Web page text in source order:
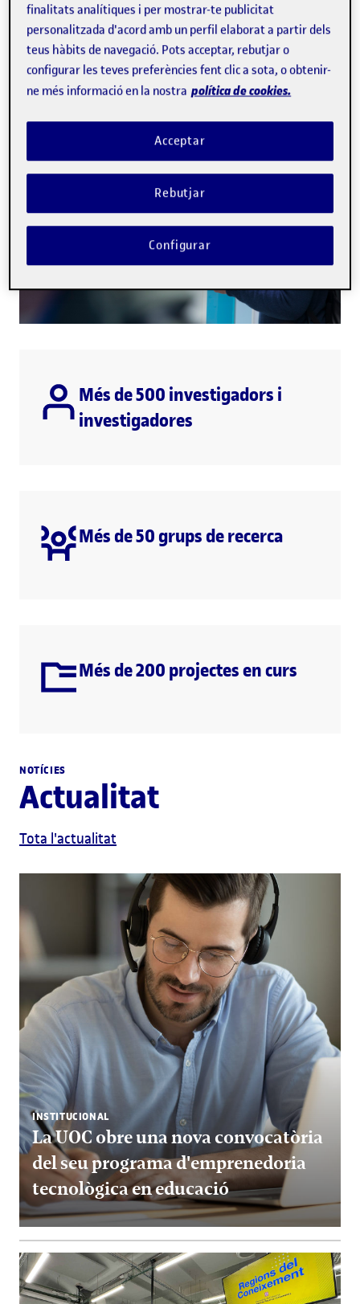
missions.
Coneix les missions
Més de 500 investigadors i
investigadores
Més de 50 grups de recerca
Més de 200 projectes en curs
NOTÍCIES
Actualitat
Tota l'actualitat
INSTITUCIONAL
La UOC obre una nova convocatòria
del seu programa d'emprenedoria
tecnològica en educació
finalitats analítiques i per mostrar-te publicitat
personalitzada d'acord amb un perfil elaborat a partir dels
teus hàbits de navegació. Pots acceptar, rebutjar o
configurar les teves preferències fent clic a sota, o obtenir-
ne més informació en la nostra política de cookies.
Rebutjar
Acceptar
Configurar